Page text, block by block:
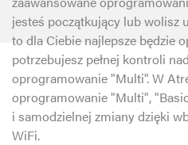
jesteś początkujący lub wolisz
to dla Ciebie najlepsze będzie
potrzebujesz pełnej kontroli
oprogramowanie "Multi". W
oprogramowanie "Multi",
i samodzielnej zmiany dzięki
WiFi.